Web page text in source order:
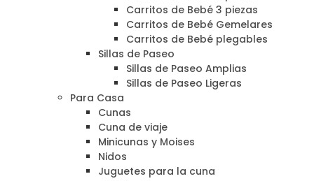
Carritos de Bebé 3 piezas
Carritos de Bebé Gemelares
Carritos de Bebé plegables
Sillas de Paseo
Sillas de Paseo Amplias
Sillas de Paseo Ligeras
Para Casa
Cunas
Cuna de viaje
Minicunas y Moises
Nidos
Juguetes para la cuna